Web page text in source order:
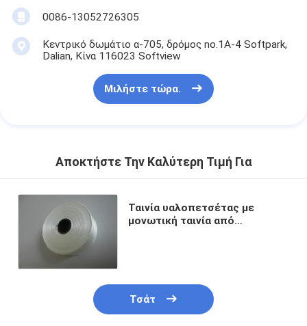
0086-13052726305
Κεντρικό δωμάτιο α-705, δρόμος no.1A-4 Softpark,
Dalian, Κίνα 116023 Softview
Μιλήστε τώρα.
Αποκτήστε Την Καλύτερη Τιμή Για
Ταινία υαλοπετσέτας με
μονωτική ταινία από
Τσάτ